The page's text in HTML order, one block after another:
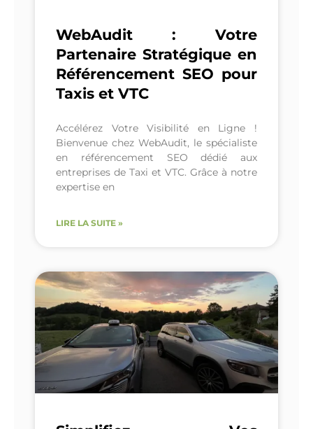
WebAudit : Votre
Partenaire Stratégique en
Référencement SEO pour
Taxis et VTC
Accélérez Votre Visibilité en Ligne !
Bienvenue chez WebAudit, le spécialiste
en référencement SEO dédié aux
entreprises de Taxi et VTC. Grâce à notre
expertise en
LIRE LA SUITE »